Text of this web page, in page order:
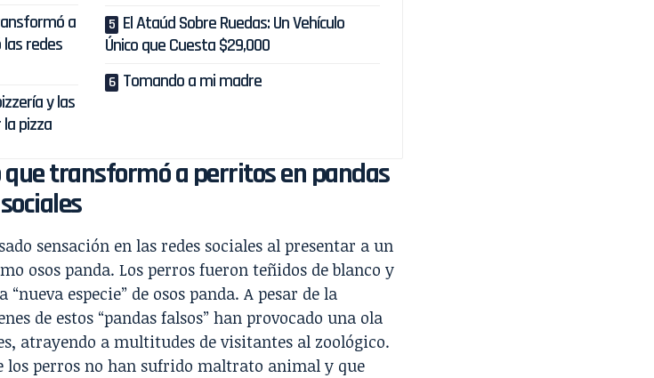
a
redes
y las
pizza
El Ataúd Sobre Ruedas: Un Vehículo
Único que Cuesta $29,000
Tomando a mi madre
que transformó a perritos en pandas
sensación en las redes sociales al presentar a un
osos panda. Los perros fueron teñidos de blanco y
especie” de osos panda. A pesar de la
de estos “pandas falsos” han provocado una ola
atrayendo a multitudes de visitantes al zoológico.
los perros no han sufrido maltrato animal y que